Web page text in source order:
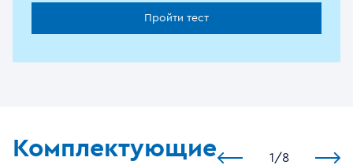
Пройти тест
Комплектующие 1 /8